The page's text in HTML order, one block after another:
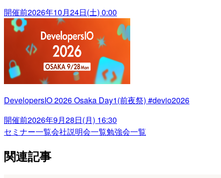
開催前2026年10月24日(土) 0:00
DevelopersIO 2026 Osaka Day1(前夜祭) #devio2026
開催前2026年9月28日(月) 16:30
セミナー一覧会社説明会一覧勉強会一覧
関連記事